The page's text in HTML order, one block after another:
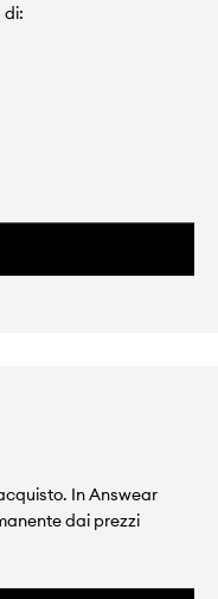
di:
In Answear
dai prezzi